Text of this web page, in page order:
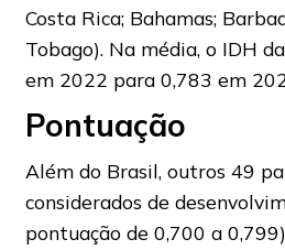
Costa Rica; Bahamas;
Tobago). Na média, o IDH
em 2022 para 0,783 em
Pontuação
Além do Brasil, outros 49
considerados de
pontuação de 0,700 a